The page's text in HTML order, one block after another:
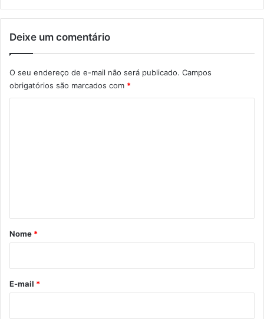
Deixe um comentário
O seu endereço de e-mail não será publicado. Campos
obrigatórios são marcados com *
r
*
Nome *
E-mail *